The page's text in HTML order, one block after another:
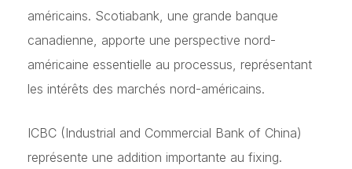
américains. Scotiabank, une grande banque
canadienne, apporte une perspective nord-
américaine essentielle au processus, représentant
les intérêts des marchés nord-américains.
ICBC (Industrial and Commercial Bank of China)
représente une addition importante au fixing.